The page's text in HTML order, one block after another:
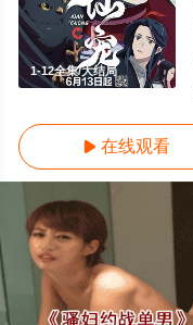
1-12全集/大结局
 在线观看